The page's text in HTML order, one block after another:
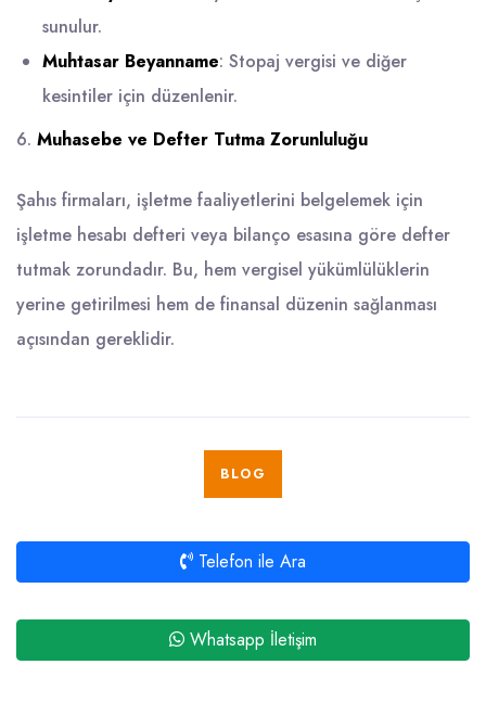
sunulur.
Muhtasar Beyanname: Stopaj vergisi ve diğer
kesintiler için düzenlenir.
6. Muhasebe ve Defter Tutma Zorunluluğu
Şahıs firmaları, işletme faaliyetlerini belgelemek için
işletme hesabı defteri veya bilanço esasına göre defter
tutmak zorundadır. Bu, hem vergisel yükümlülüklerin
yerine getirilmesi hem de finansal düzenin sağlanması
açısından gereklidir.
BLOG
Telefon ile Ara
Whatsapp İletişim